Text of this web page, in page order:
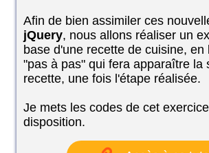
Afin de bien assimiler ces
jQuery, nous allons réaliser un
base d'une recette de cuisine, en
"pas à pas" qui fera apparaître la
recette, une fois l'étape réalisée.
Je mets les codes de cet
disposition.